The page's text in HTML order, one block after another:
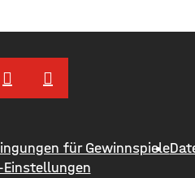
hohe Zuwächse
sowie die Regionen
Kissingen und Schweinfurt.
dem Wunschfür Gewinnspiele
Einstellungen